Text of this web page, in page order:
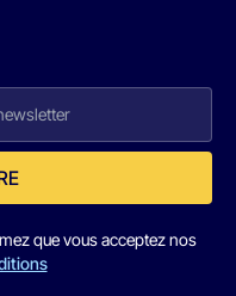
que vous acceptez nos